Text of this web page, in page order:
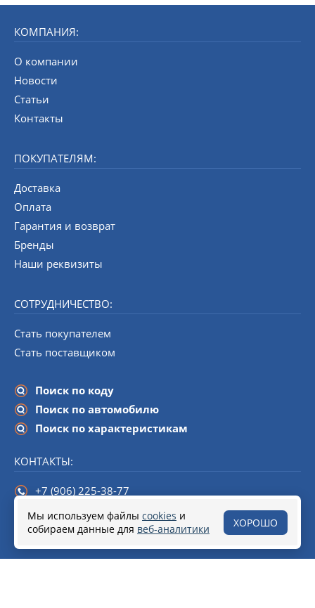
СОТРУДНИЧЕСТВО:
Стать покупателем
Стать поставщиком
Поиск по коду
Поиск по автомобилю
Поиск по характеристикам
КОМПАНИЯ:
О компании
Новости
Статьи
Контакты
ПОКУПАТЕЛЯМ:
Доставка
Оплата
Гарантия и возврат
Бренды
Наши реквизиты
КОНТАКТЫ:
+7 (906) 225-38-77
info@startline-spb.ru
190020,Санкт-Петербург, набережная Обводного канала,
Мы используем файлы cookies и
собираем данные для веб-аналитики ХОРОШО